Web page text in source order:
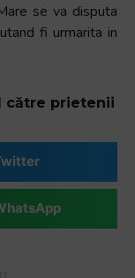
se va disputa
fi urmarita in
către prietenii